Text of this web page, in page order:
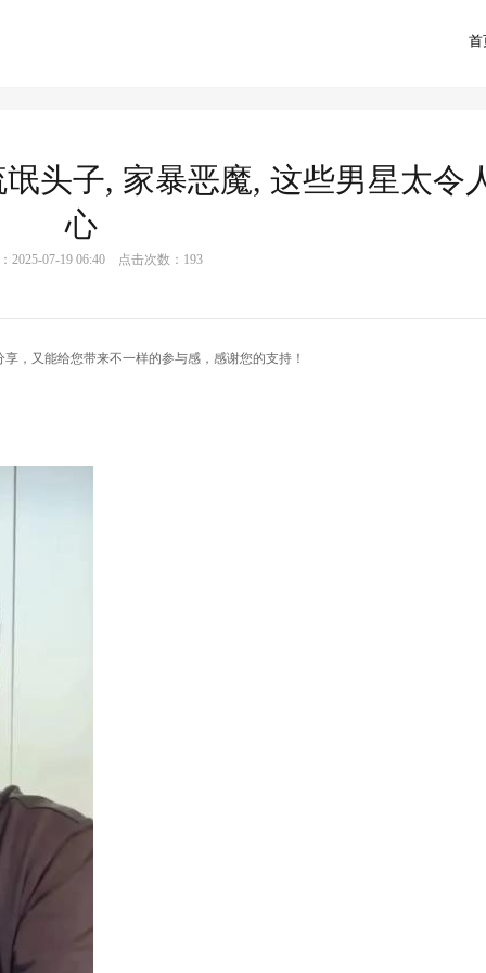
首
头子, 家暴恶魔, 这些男星太令
心
2025-07-19 06:40 点击次数：193
，又能给您带来不一样的参与感，感谢您的支持！